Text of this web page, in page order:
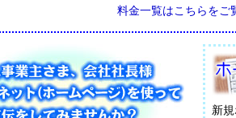
料金一覧はこちらをご
新